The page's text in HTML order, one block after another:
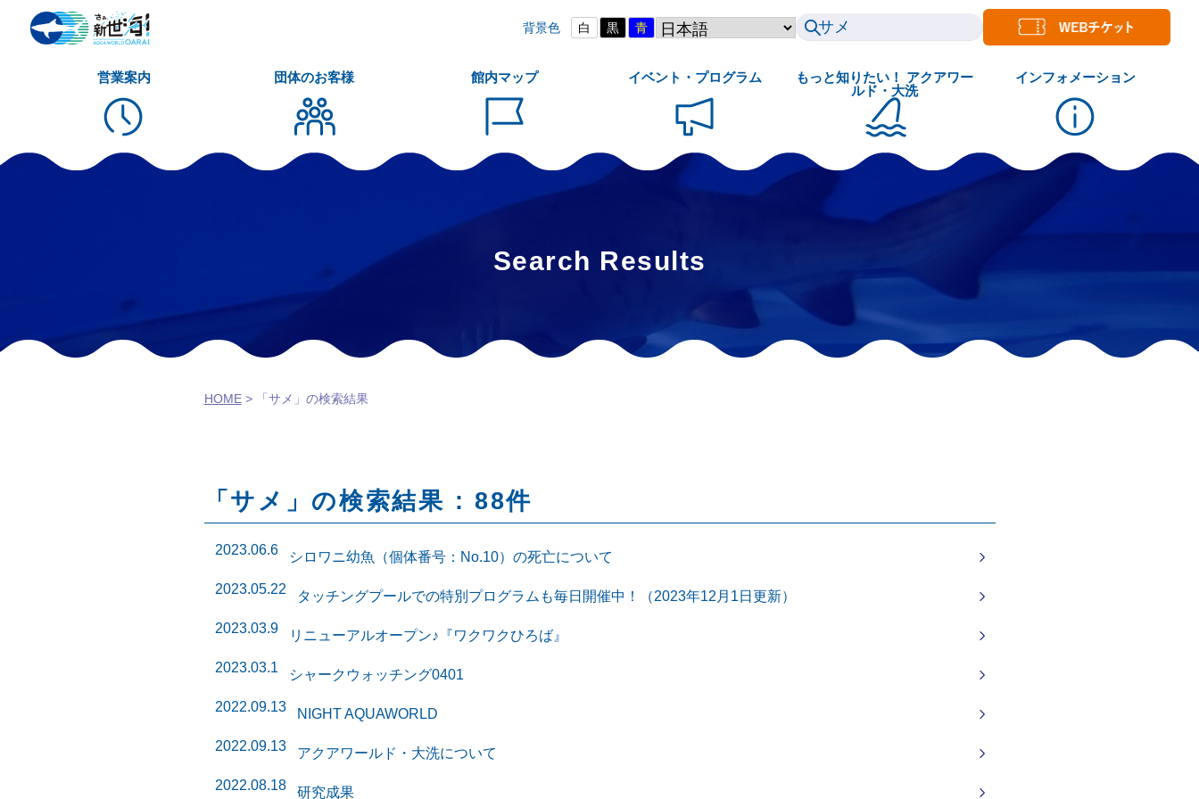
背景色 白 黒 青
営業案内 団体のお客様 館内マップ イベント・プログラム
もっと知りたい！ アクアワー
ルド・大洗
インフォメーション
Search Results
HOME> 「サメ」の検索結果
「サメ」の検索結果 : 88件
2023.06.6 シロワニ幼魚（個体番号：No.10）の死亡について
2023.05.22 タッチングプールでの特別プログラムも毎日開催中！（2023年12月1日更新）
2023.03.9 リニューアルオープン♪『ワクワクひろば』
2023.03.1 シャークウォッチング0401
2022.09.13 NIGHT AQUAWORLD
2022.09.13 アクアワールド・大洗について
2022.08.18 研究成果